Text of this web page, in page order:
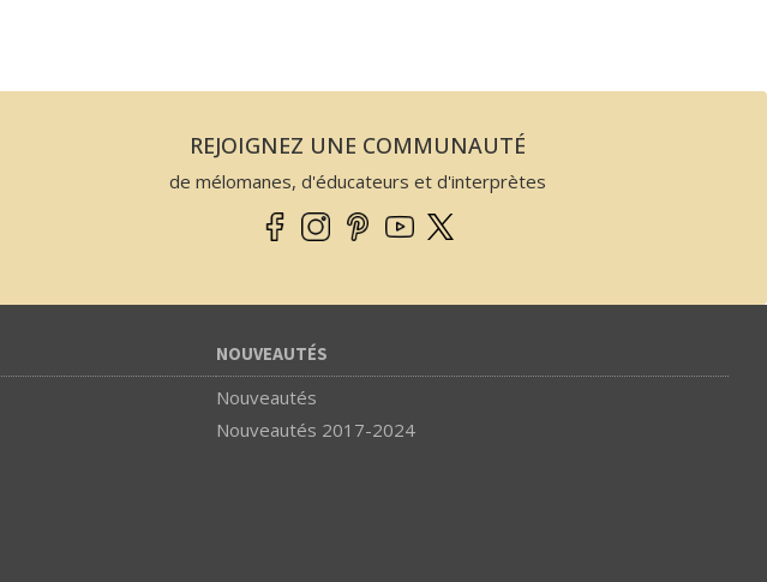
REJOIGNEZ UNE COMMUNAUTÉ
de mélomanes, d'éducateurs et d'interprètes
NOUVEAUTÉS
Nouveautés
Nouveautés 2017-2024